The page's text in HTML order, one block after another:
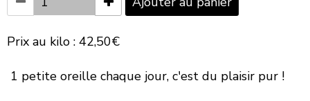
Prix au kilo : 42,50€
1 petite oreille chaque jour, c'est du plaisir pur !